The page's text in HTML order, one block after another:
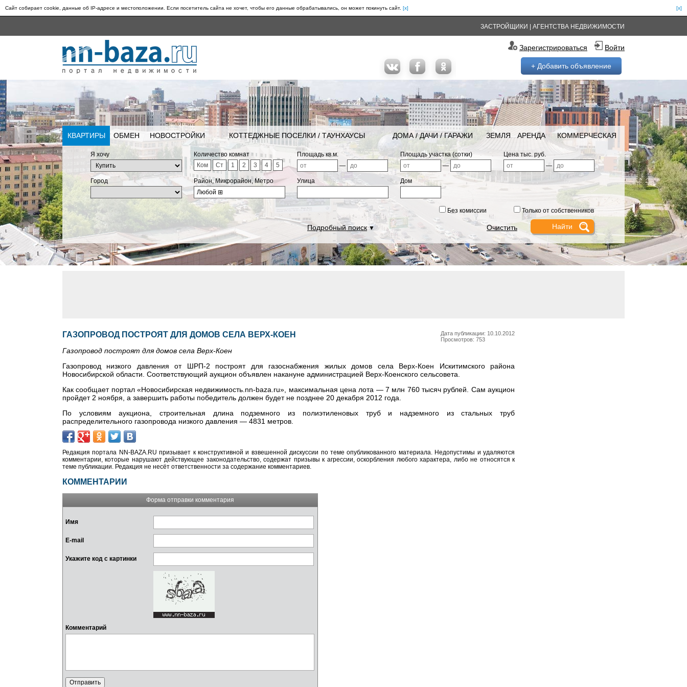
Сайт собирает cookie, данные об IP-адресе и местоположении. Если посетитель сайта не хочет, чтобы его данные обрабатывались, он может покинуть сайт. [x]
[x]
ЗАСТРОЙЩИКИ АГЕНТСТВА НЕДВИЖИМОСТИ
Зарегистрироваться Войти
+ Добавить объявление
КВАРТИРЫ ОБМЕН НОВОСТРОЙКИ КОТТЕДЖНЫЕ ПОСЕЛКИ / ТАУНХАУСЫ ДОМА / ДАЧИ / ГАРАЖИ ЗЕМЛЯ АРЕНДА КОММЕРЧЕСКАЯ
Я хочу
Количество комнат
Ком
Ст 1 2 3 4 5
Площадь кв.м.
—
Площадь участка (сотки)
—
Цена тыс. руб.
—
Город
Район, Микрорайон, Метро
Любой ⊞
Улица Дом
Без комиссии Только от собственников
Подробный поиск▼ Очистить
Дата публикации: 10.10.2012
Просмотров: 753
ГАЗОПРОВОД ПОСТРОЯТ ДЛЯ ДОМОВ СЕЛА ВЕРХ-КОЕН
Газопровод построят для домов села Верх-Коен
Газопровод низкого давления от ШРП-2 построят для газоснабжения жилых домов села Верх-Коен Искитимского района
Новосибирской области. Соответствующий аукцион объявлен накануне администрацией Верх-Коенского сельсовета.
Как сообщает портал «Новосибирская недвижимость.nn-baza.ru», максимальная цена лота — 7 млн 760 тысяч рублей. Сам аукцион
пройдет 2 ноября, а завершить работы победитель должен будет не позднее 20 декабря 2012 года.
По условиям аукциона, строительная длина подземного из полиэтиленовых труб и надземного из стальных труб
распределительного газопровода низкого давления — 4831 метров.
Редакция портала NN-BAZA.RU призывает к конструктивной и взвешенной дискуссии по теме опубликованного материала. Недопустимы и удаляются
комментарии, которые нарушают действующее законодательство, содержат призывы к агрессии, оскорбления любого характера, либо не относятся к
теме публикации. Редакция не несёт ответственности за содержание комментариев.
КОММЕНТАРИИ
Форма отправки комментария
Имя
E-mail
Укажите код с картинки
Комментарий